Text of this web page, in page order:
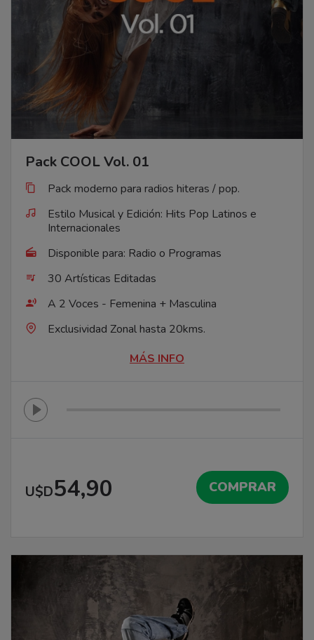
Pack COOL Vol. 01
Pack moderno para radios hiteras / pop.
Estilo Musical y Edición: Hits Pop Latinos e
Internacionales
Disponible para: Radio o Programas
30 Artísticas Editadas
A 2 Voces - Femenina + Masculina
Exclusividad Zonal hasta 20kms.
MÁS INFO
U$D54,90 COMPRAR